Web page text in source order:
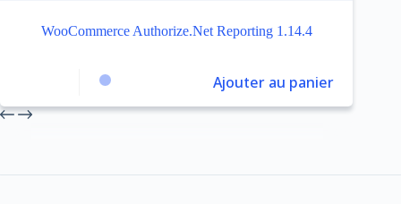
WooCommerce Authorize.Net Reporting 1.14.4
Ajouter au panier